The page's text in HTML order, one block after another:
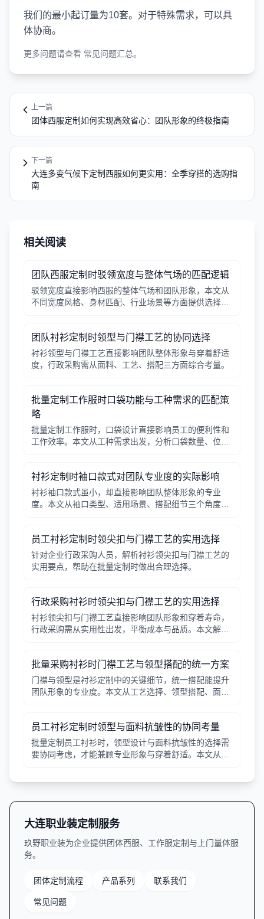
我们的最小起订量为10套。对于特殊需求，可以具
体协商。
更多问题请查看 常见问题汇总。
上一篇
团体西服定制如何实现高效省心：团队形象的终极指南
下一篇
大连多变气候下定制西服如何更实用：全季穿搭的选购指
南
相关阅读
团队西服定制时驳领宽度与整体气场的匹配逻辑
驳领宽度直接影响西服的整体气场和团队形象，本文从
不同宽度风格、身材匹配、行业场景等方面提供选择逻
团队衬衫定制时领型与门襟工艺的协同选择
衬衫领型与门襟工艺直接影响团队整体形象与穿着舒适
度，行政采购需从面料、工艺、搭配三方面综合考量。
批量定制工作服时口袋功能与工种需求的匹配策
略
批量定制工作服时，口袋设计直接影响员工的便利性和
工作效率。本文从工种需求出发，分析口袋数量、位
衬衫定制时袖口款式对团队专业度的实际影响
衬衫袖口款式虽小，却直接影响团队整体形象的专业
度。本文从袖口类型、适用场景、搭配细节三个角度，
员工衬衫定制时领尖扣与门襟工艺的实用选择
针对企业行政采购人员，解析衬衫领尖扣与门襟工艺的
实用要点，帮助在批量定制时做出合理选择。
行政采购衬衫时领尖扣与门襟工艺的实用选择
衬衫领尖扣与门襟工艺直接影响团队形象和穿着寿命，
行政采购需从实用性出发，平衡成本与品质。本文解析
批量采购衬衫时门襟工艺与领型搭配的统一方案
门襟与领型是衬衫定制中的关键细节，统一搭配能提升
团队形象的专业度。本文从工艺选择、领型搭配、面料
员工衬衫定制时领型与面料抗皱性的协同考量
批量定制员工衬衫时，领型设计与面料抗皱性的选择需
要协同考虑，才能兼顾专业形象与穿着舒适。本文从领
大连职业装定制服务
玖野职业装为企业提供团体西服、工作服定制与上门量体服
务。
团体定制流程 产品系列 联系我们
常见问题